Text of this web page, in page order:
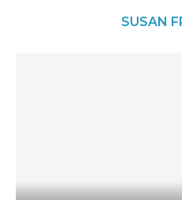
SUSAN